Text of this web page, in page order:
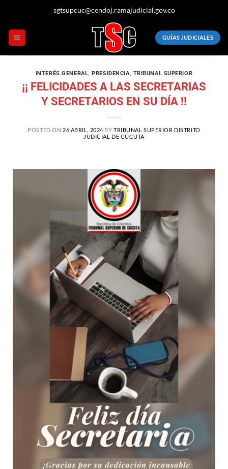
sgtsupcuc@cendoj.ramajudicial.gov.co
GUÍAS JUDICIALES
INTERÉS GENERAL,PRESIDENCIA, TRIBUNAL SUPERIOR
¡¡ FELICIDADES A LAS SECRETARIAS
Y SECRETARIOS EN SU DÍA !!
POSTED ON 26 ABRIL, 2024 BYTRIBUNAL SUPERIOR DISTRITO
JUDICIAL DE CÚCUTA